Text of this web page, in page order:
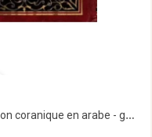
Saint Coran : programme de méditation coranique en arabe - grand format - Centre Al-Minhaj